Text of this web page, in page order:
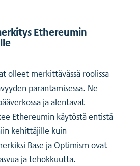
Ethereumin
olleet merkittävässä roolissa
parantamisessa. Ne
ja alentavat
Ethereumin käytöstä entistä
kehittäjille kuin
Base ja Optimism ovat
ja tehokkuutta.